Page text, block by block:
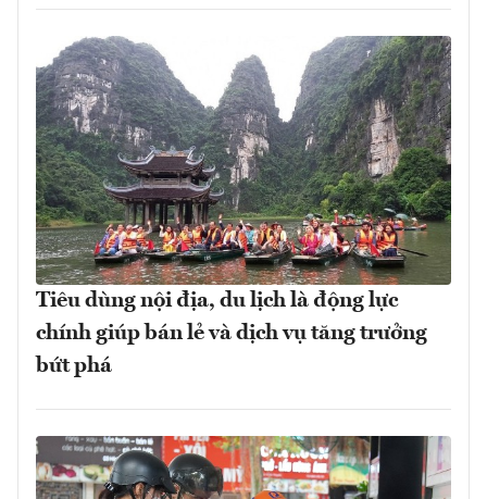
Tiêu dùng nội địa, du lịch là động lực
chính giúp bán lẻ và dịch vụ tăng trưởng
bứt phá